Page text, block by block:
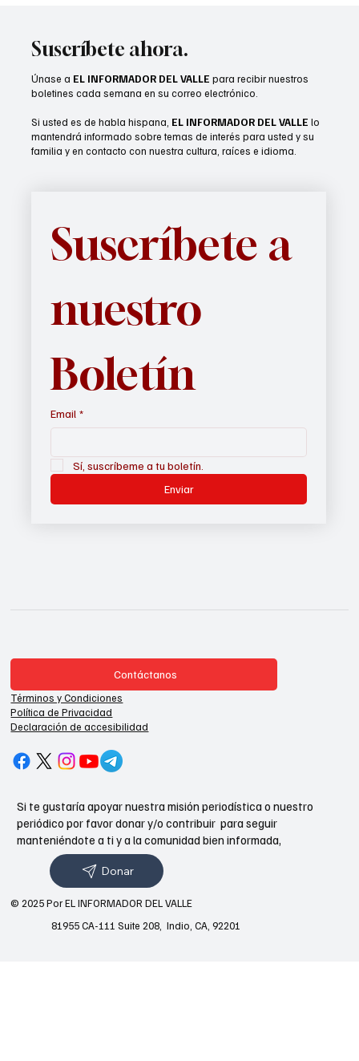
Suscríbete ahora.
Únase a EL INFORMADOR DEL VALLE para recibir nuestros
boletines cada semana en su correo electrónico.
Si usted es de habla hispana, EL INFORMADOR DEL VALLE lo
mantendrá informado sobre temas de interés para usted y su
familia y en contacto con nuestra cultura, raíces e idioma.
Suscríbete a
nuestro
Boletín
Email *
Sí, suscríbeme a tu boletín.
Enviar
Contáctanos
Términos y Condiciones
Política de Privacidad
Declaración de accesibilidad
Si te gustaría apoyar nuestra misión periodística o nuestro
periódico por favor donar y/o contribuir para seguir
manteniéndote a ti y a la comunidad bien informada,
Donar
81955 CA-111 Suite 208, Indio, CA, 92201
© 2025 Por EL INFORMADOR DEL VALLE